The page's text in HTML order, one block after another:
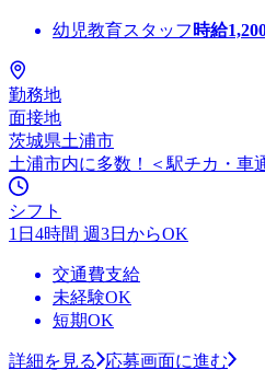
幼児教育スタッフ 時給
勤務地
面接地
茨城県土浦市
土浦市内に多数！＜駅チカ・車
シフト
1日4時間 週3日からOK
交通費支給
未経験OK
短期OK
詳細を見る 応募画面に進む